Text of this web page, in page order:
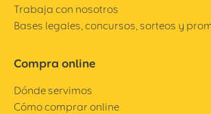
Trabaja con nosotros
Bases legales, concursos, sorteos y
Compra online
Dónde servimos
Cómo comprar online